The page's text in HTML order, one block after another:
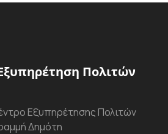
Πολιτών
Εξυπηρέτησης Πολιτών
Δημότη